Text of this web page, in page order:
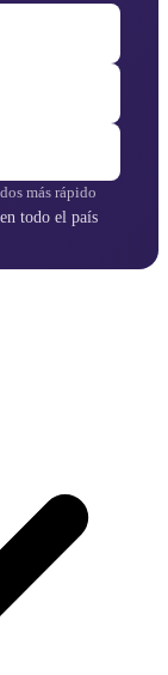
más rápido
todo el país